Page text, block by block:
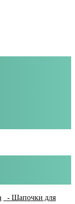
- Шапочки для